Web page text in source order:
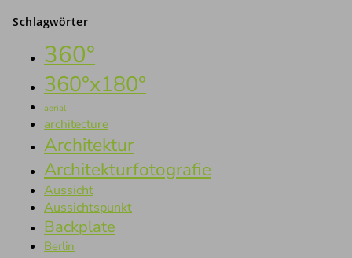
Schlagwörter
360°
360°x180°
aerial
architecture
Architektur
Architekturfotografie
Aussicht
Aussichtspunkt
Backplate
Berlin